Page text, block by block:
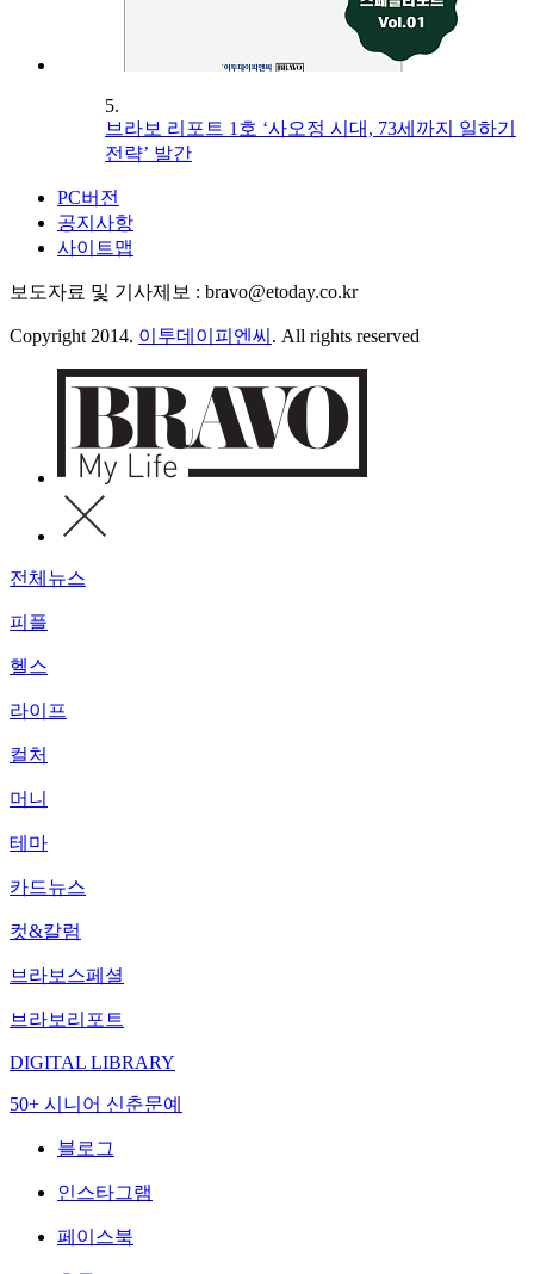
5.
브라보 리포트 1호 ‘사오정 시대, 73세까지 일하기
전략’ 발간
PC버전
공지사항
사이트맵
보도자료 및 기사제보 : bravo@etoday.co.kr
Copyright 2014. 이투데이피엔씨 . All rights reserved
전체뉴스
피플
헬스
라이프
컬처
머니
테마
카드뉴스
컷&칼럼
브라보스페셜
브라보리포트
DIGITAL LIBRARY
50+ 시니어 신춘문예
블로그
인스타그램
페이스북